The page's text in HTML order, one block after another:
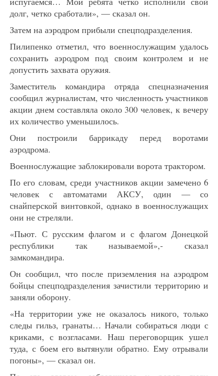
долг, четко сработали», — сказал он.
Затем на аэродром прибыли спецподразделения.
Пилипенко отметил, что военнослужащим удалось
сохранить аэродром под своим контролем и не
допустить захвата оружия.
Заместитель командира отряда спецназначения
сообщил журналистам, что численность участников
акции днем составляла около 300 человек, к вечеру
их количество уменьшилось.
Они построили баррикаду перед воротами
аэродрома.
Военнослужащие заблокировали ворота трактором.
По его словам, среди участников акции замечено 6
человек с автоматами АКСУ, один — со
снайперской винтовкой, однако в военнослужащих
они не стреляли.
«Пьют. С русским флагом и с флагом Донецкой
республики так называемой»,- сказал
замкомандира.
Он сообщил, что после приземления на аэродром
бойцы спецподразделения зачистили территорию и
заняли оборону.
«На территории уже не оказалось никого, только
следы гильз, гранаты… Начали собираться люди с
криками, с возгласами. Наш переговорщик ушел
туда, с боем его вытянули обратно. Ему отрывали
погоны», — сказал он.